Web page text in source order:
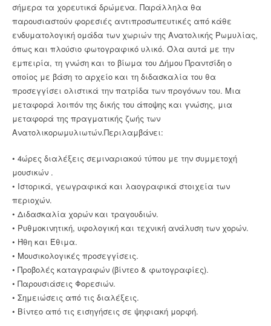
σήμερα τα χορευτικά δρώμενα. Παράλληλα θα
παρουσιαστούν φορεσιές αντιπροσωπευτικές από κάθε
ενδυματολογική ομάδα των χωριών της Ανατολικής Ρωμυλίας,
όπως και πλούσιο φωτογραφικό υλικό. Όλα αυτά με την
εμπειρία, τη γνώση και το βίωμα του Δήμου Πραντσίδη ο
οποίος με βάση το αρχείο και τη διδασκαλία του θα
προσεγγίσει ολιστικά την πατρίδα των προγόνων του. Μια
μεταφορά λοιπόν της δικής του άποψης και γνώσης, μια
μεταφορά της πραγματικής ζωής των
Ανατολικορωμυλιωτών.Περιλαμβάνει:
• 4ώρες διαλέξεις σεμιναριακού τύπου με την συμμετοχή
μουσικών .
• Ιστορικά, γεωγραφικά και λαογραφικά στοιχεία των
περιοχών.
• Διδασκαλία χορών και τραγουδιών.
• Ρυθμοκινητική, υφολογική και τεχνική ανάλυση των χορών.
• Ήθη και Έθιμα.
• Μουσικολογικές προσεγγίσεις.
• Προβολές καταγραφών (βίντεο & φωτογραφίες).
• Παρουσιάσεις Φορεσιών.
• Σημειώσεις από τις διαλέξεις.
• Βίντεο από τις εισηγήσεις σε ψηφιακή μορφή.